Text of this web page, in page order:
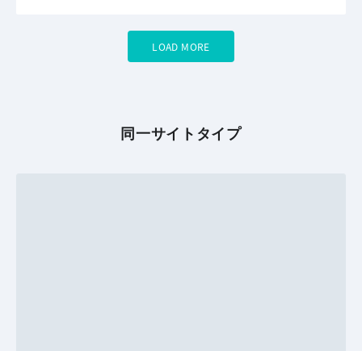
LOAD MORE
同一サイトタイプ